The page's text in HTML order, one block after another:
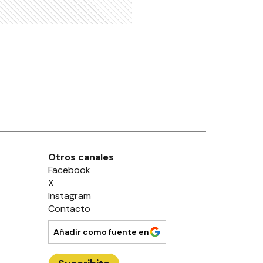
Otros canales
Facebook
X
Instagram
Contacto
Añadir como fuente en